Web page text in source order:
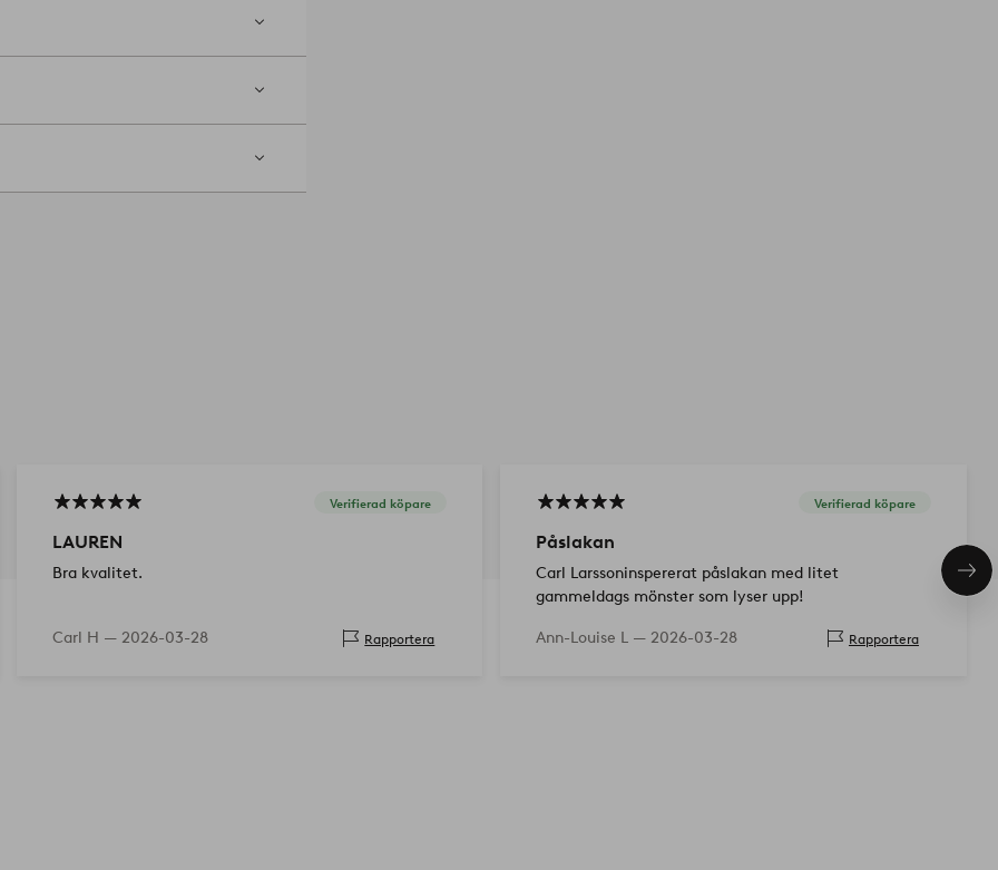
60°C. Torktumla i normal
Verifierad köpare
LAUREN
Bra kvalitet.
Carl H — 2026-03-28 Rapportera
Verifierad köpare
Påslakan
Carl Larssoninspererat påslakan med litet
gammeldags mönster som lyser upp!
Ann-Louise L — 2026-03-28 Rapportera